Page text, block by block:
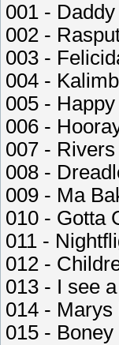
001 -
002 -
003 -
004 -
005 -
006 -
007 -
008 -
009 - Ma
010 - Gotta
011 -
012 -
013 - I see
014 -
015 -